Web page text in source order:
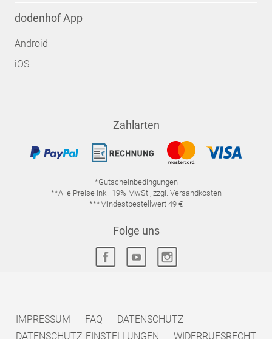
dodenhof App
Android
iOS
Zahlarten
*Gutscheinbedingungen
**Alle Preise inkl. 19% MwSt., zzgl. Versandkosten
***Mindestbestellwert 49 €
Folge uns
IMPRESSUM FAQ
DATENSCHUTZ
DATENSCHUTZ-EINSTELLUNGEN
WIDERRUFSRECHT